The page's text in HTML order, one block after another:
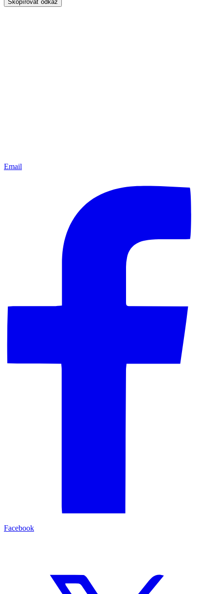
Skopírovať odkaz
Email
Facebook